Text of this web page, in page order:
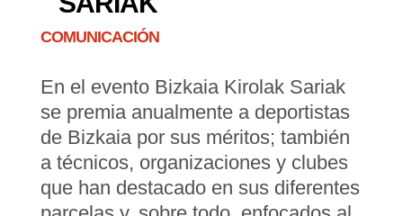
COMUNICACIÓN
En el evento Bizkaia Kirolak Sariak
se premia anualmente a deportistas
de Bizkaia por sus méritos; también
a técnicos, organizaciones y clubes
que han destacado en sus diferentes